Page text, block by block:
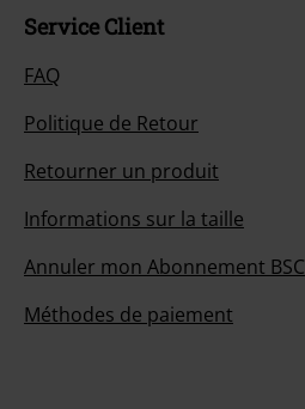
Service Client
FAQ
Politique de Retour
Retourner un produit
Informations sur la taille
Annuler mon Abonnement BSC
Méthodes de paiement